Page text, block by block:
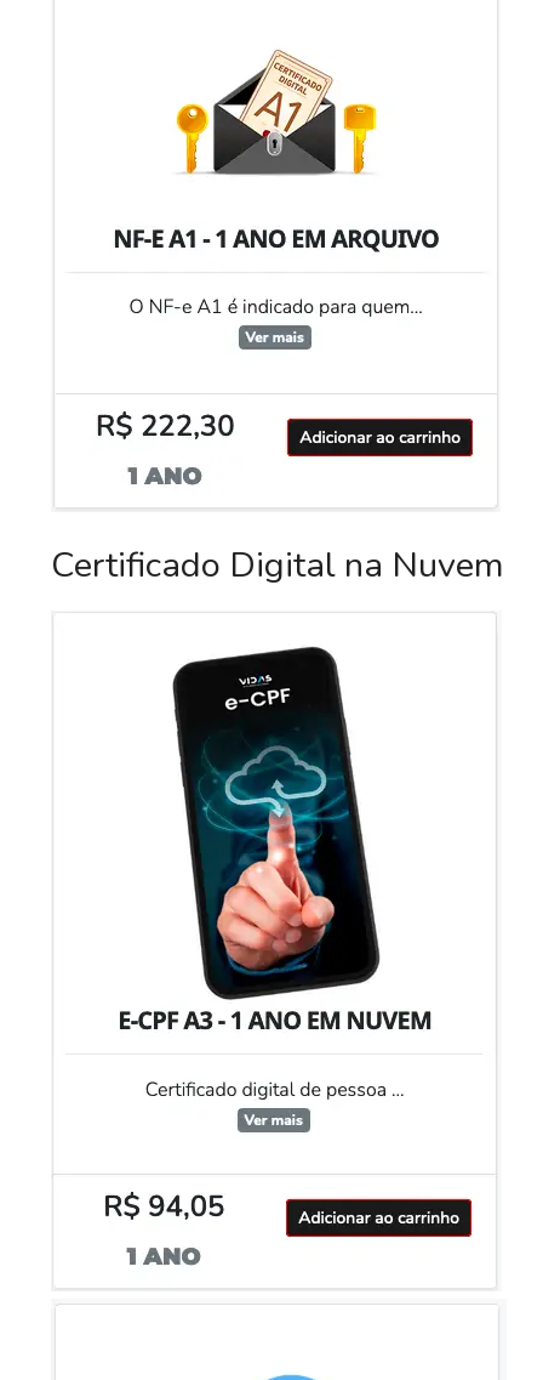
Certificado Digital na Nuvem